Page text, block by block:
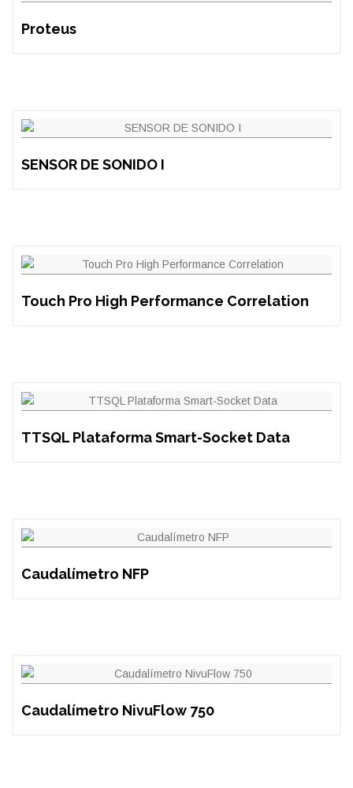
Proteus
SENSOR DE SONIDO I
Touch Pro High Performance Correlation
TTSQL Plataforma Smart-Socket Data
Caudalímetro NFP
Caudalímetro NivuFlow 750